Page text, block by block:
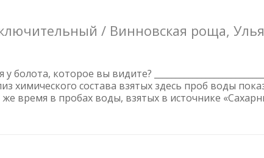
/ Винновская роща,
которое вы видите?
химического состава взятых здесь проб воды
время в пробах воды, взятых в источнике